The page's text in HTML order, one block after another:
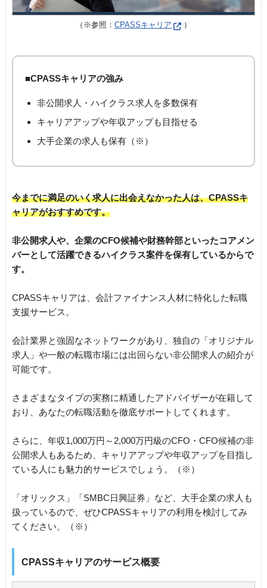
（※参照： CPASSキャリア ）
■CPASSキャリアの強み
非公開求人・ハイクラス求人を多数保有
キャリアアップや年収アップも目指せる
大手企業の求人も保有（※）
今までに満足のいく求人に出会えなかった人は、CPASSキ
ャリアがおすすめです。
非公開求人や、企業のCFO候補や財務幹部といったコアメン
バーとして活躍できるハイクラス案件を保有しているからで
す。
CPASSキャリアは、会計ファイナンス人材に特化した転職
支援サービス。
会計業界と強固なネットワークがあり、独自の「オリジナル
求人」や一般の転職市場には出回らない非公開求人の紹介が
可能です。
さまざまなタイプの実務に精通したアドバイザーが在籍して
おり、あなたの転職活動を徹底サポートしてくれます。
さらに、年収1,000万円～2,000万円級のCFO・CFO候補の非
公開求人もあるため、キャリアアップや年収アップを目指し
ている人にも魅力的サービスでしょう。（※）
「オリックス」「SMBC日興証券」など、大手企業の求人も
扱っているので、ぜひCPASSキャリアの利用を検討してみ
てください。（※）
CPASSキャリアのサービス概要